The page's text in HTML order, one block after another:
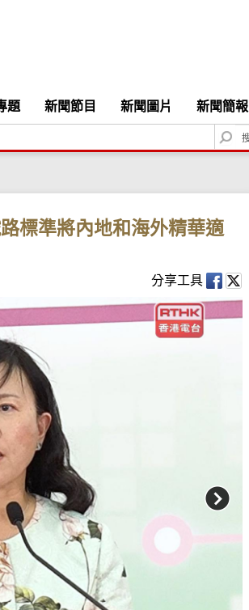
題 新聞節目 新聞圖片 新聞簡報
S
e
c
標準將內地和海外精華適
分享工具